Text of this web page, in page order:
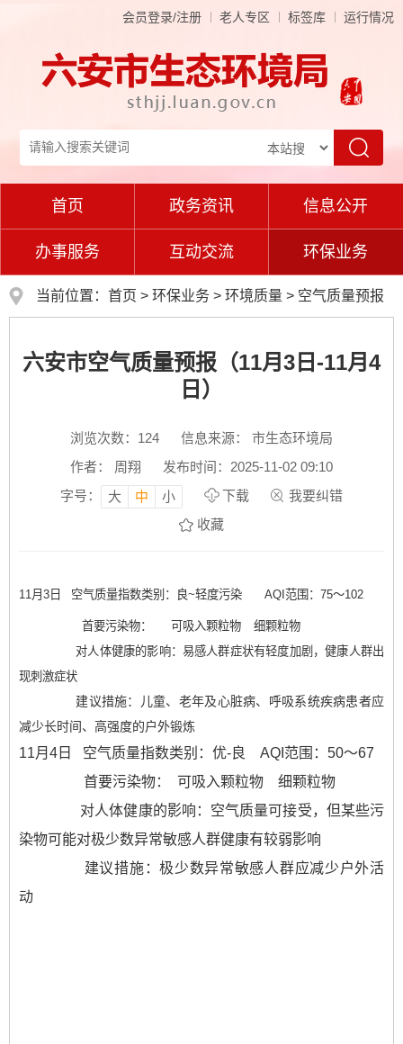
会员登录/注册 老人专区 标签库 运行情况
首页 政务资讯 信息公开
办事服务 互动交流 环保业务
当前位置： 首页 > 环保业务 > 环境质量 > 空气质量预报
六安市空气质量预报（11月3日-11月4
日）
浏览次数： 124
信息来源： 市生态环境局
作者： 周翔
发布时间：2025-11-02 09:10
字号：
大 中 小 下载
我要纠错
收藏
11月3 日 空气质量指数类别：良~轻度污染 AQI 范围：75～102
首要污染物： 可吸入颗粒物 细颗粒物
对人体健康的影响：易感人群症状有轻度加剧，健康人群出
现刺激症状
建议措施：儿童、老年及心脏病、呼吸系统疾病患者应
减少长时间、高强度的户外锻炼
11月4日 空气质量指数类别：优- 良 AQI范围：50～67
首要污染物： 可吸入颗粒物 细颗粒物
对人体健康的影响：空气质量可接受，但某些污
染物可能对极少数异常敏感人群健康有较弱影响
建议措施：极少数异常敏感人群应减少户外活
动